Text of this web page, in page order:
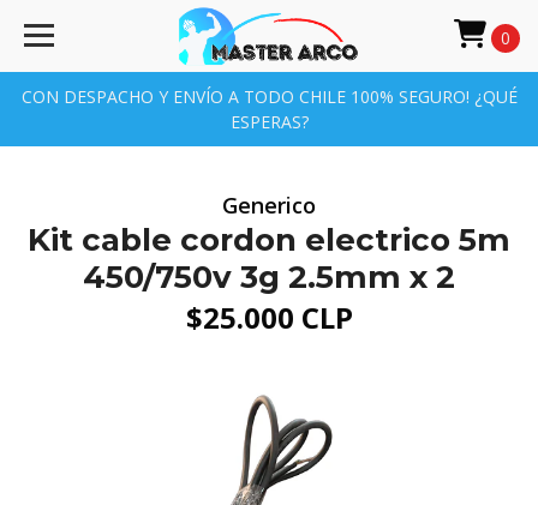
CON DESPACHO Y ENVÍO A TODO CHILE 100% SEGURO! ¿QUÉ
ESPERAS?
0
Generico
Kit cable cordon electrico 5m
450/750v 3g 2.5mm x 2
$25.000 CLP